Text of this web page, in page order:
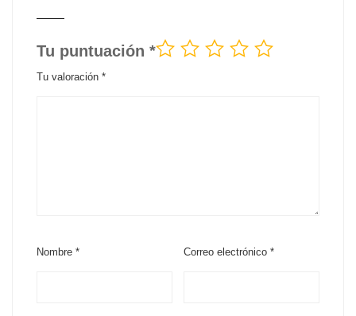
Tu puntuación *
Tu valoración *
Nombre * Correo electrónico*